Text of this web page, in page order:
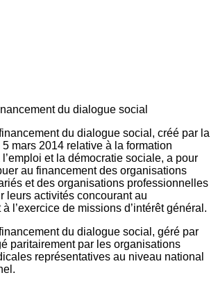
du dialogue social, créé par la
5 mars 2014 relative à la formation
et la démocratie sociale, a pour
au financement des organisations
et des organisations professionnelles
leurs activités concourant au
l’exercice de missions d’intérêt général.
du dialogue social, géré par
paritairement par les organisations
représentatives au niveau national